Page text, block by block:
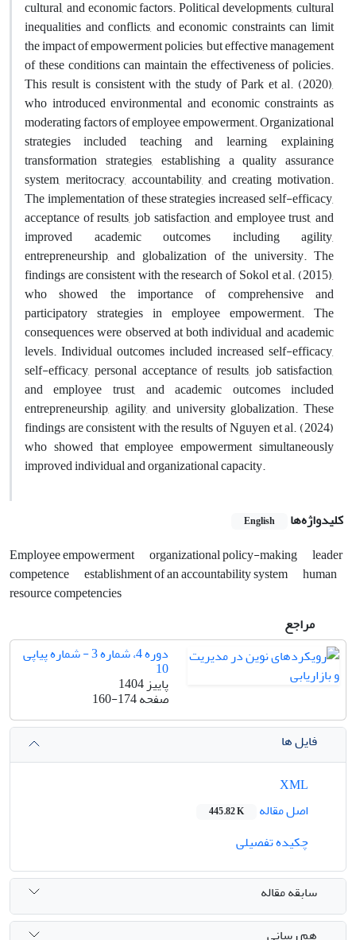
cultural, and economic factors. Political developments, cultural
inequalities and conflicts, and economic constraints can limit
the impact of empowerment policies, but effective management
of these conditions can maintain the effectiveness of policies.
This result is consistent with the study of Park et al. (2020),
who introduced environmental and economic constraints as
moderating factors of employee empowerment. Organizational
strategies included teaching and learning, explaining
transformation strategies, establishing a quality assurance
system, meritocracy, accountability, and creating motivation.
The implementation of these strategies increased self-efficacy,
acceptance of results, job satisfaction, and employee trust, and
improved academic outcomes including agility,
entrepreneurship, and globalization of the university. The
findings are consistent with the research of Sokol et al. (2015),
who showed the importance of comprehensive and
participatory strategies in employee empowerment. The
consequences were observed at both individual and academic
levels. Individual outcomes included increased self-efficacy,
self-efficacy, personal acceptance of results, job satisfaction,
and employee trust, and academic outcomes included
entrepreneurship, agility, and university globalization. These
findings are consistent with the results of Nguyen et al. (2024)
who showed that employee empowerment simultaneously
improved individual and organizational capacity.
کلیدواژه‌ها English
Employee empowerment organizational policy-making
leader
competence
establishment of an accountability system
human
resource competencies
مراجع
دوره 4، شماره 3 - شماره پیاپی
10
پاییز 1404
صفحه160-174
فایل ها
اصل مقاله
445.82 K
چکیده تفصیلی
سابقه مقاله